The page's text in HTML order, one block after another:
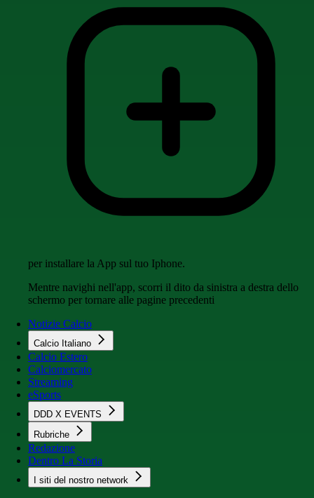
per installare la App sul tuo Iphone.
Mentre navighi nell'app, scorri il dito da sinistra a destra dello
schermo per tornare alle pagine precedenti
Notizie Calcio
Calcio Italiano
Calcio Estero
Calciomercato
Streaming
eSports
DDD X EVENTS
Rubriche
Redazione
Dentro La Storia
I siti del nostro network